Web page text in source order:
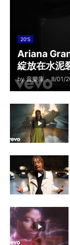
20'S
Ariana
綻放在水泥
by 音樂庫 - 8/01/